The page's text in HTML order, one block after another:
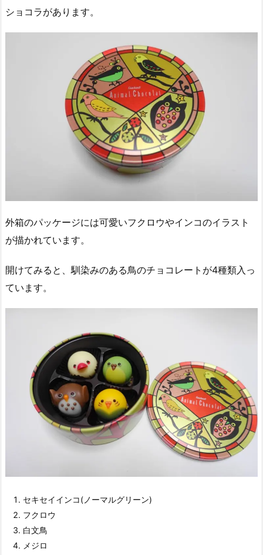
ショコラがあります。
外箱のパッケージには可愛いフクロウやインコのイラスト
が描かれています。
開けてみると、馴染みのある鳥のチョコレートが4種類入っ
ています。
セキセイインコ(ノーマルグリーン)
フクロウ
白文鳥
メジロ